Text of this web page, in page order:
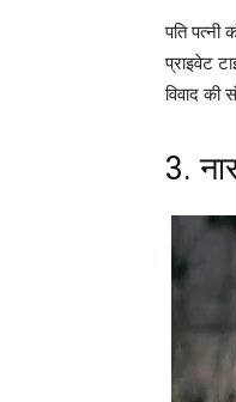
पति पत्नी
प्राइवेट
विवाद की
3.